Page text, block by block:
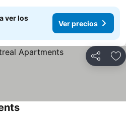
ver los
Ver precios
Compartir